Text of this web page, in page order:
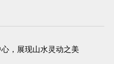
，展现山水灵动之美